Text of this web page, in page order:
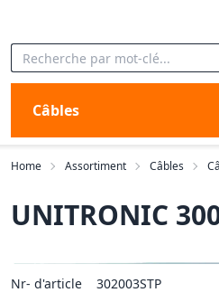
Câbles
Home Assortiment Câbles
UNITRONIC
Nr- d'article 302003STP